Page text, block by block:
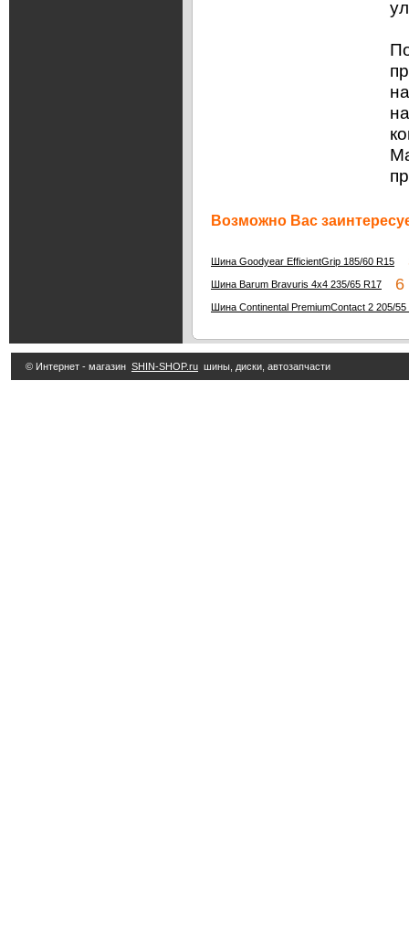
Возможно Вас
Шина Goodyear EfficientGrip 185/60 R15
Шина Barum Bravuris 4x4 235/65 R17 6
Шина Continental PremiumContact 2 205/55
© Интернет - магазин SHIN-SHOP.ru шины, диски, автозапчасти